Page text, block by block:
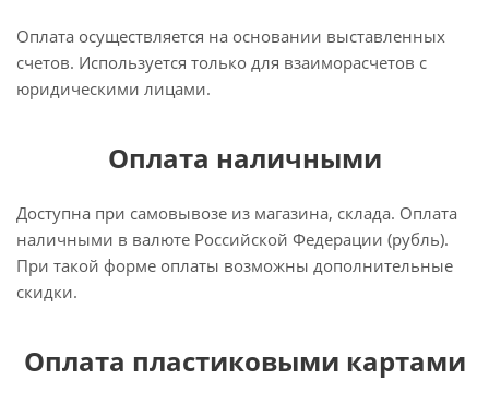
Оплата осуществляется на основании выставленных
счетов. Используется только для взаиморасчетов с
юридическими лицами.
Оплата наличными
Доступна при самовывозе из магазина, склада. Оплата
наличными в валюте Российской Федерации (рубль).
При такой форме оплаты возможны дополнительные
скидки.
Оплата пластиковыми картами